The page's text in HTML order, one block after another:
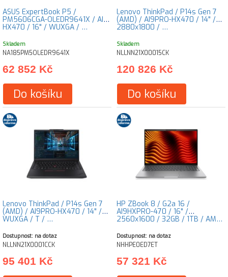
ASUS ExpertBook P5 /
PM5606CGA-OLEDR9641X / AI9-
HX470 / 16" / WUXGA / …
Skladem
NA185PM5OLEDR9641X
62 852 Kč
Do košíku
Lenovo ThinkPad / P14s Gen 7
(AMD) / AI9PRO-HX470 / 14" /
2880x1800 / …
Skladem
NLLNN21X00015CK
120 826 Kč
Do košíku
Lenovo ThinkPad / P14s Gen 7
(AMD) / AI9PRO-HX470 / 14" /
WUXGA / T / …
Dostupnost: na dotaz
NLLNN21X0001CCK
95 401 Kč
HP ZBook 8 / G2a 16 /
AI9HXPRO-470 / 16" /
2560x1600 / 32GB / 1TB / AM…
Dostupnost: na dotaz
NHHPE0ED7ET
57 321 Kč